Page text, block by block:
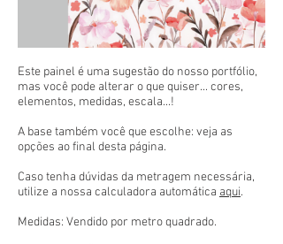
Este painel é uma sugestão do nosso portfólio,
mas você pode alterar o que quiser... cores,
elementos, medidas, escala...!
A base também você que escolhe: veja as
opções ao final desta página.
Caso tenha dúvidas da metragem necessária,
utilize a nossa calculadora automática aqui.
Medidas: Vendido por metro quadrado.